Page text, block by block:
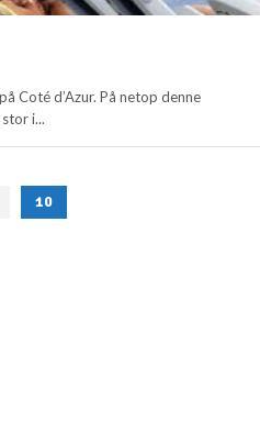
Coté d’Azur. På netop denne
i...
10